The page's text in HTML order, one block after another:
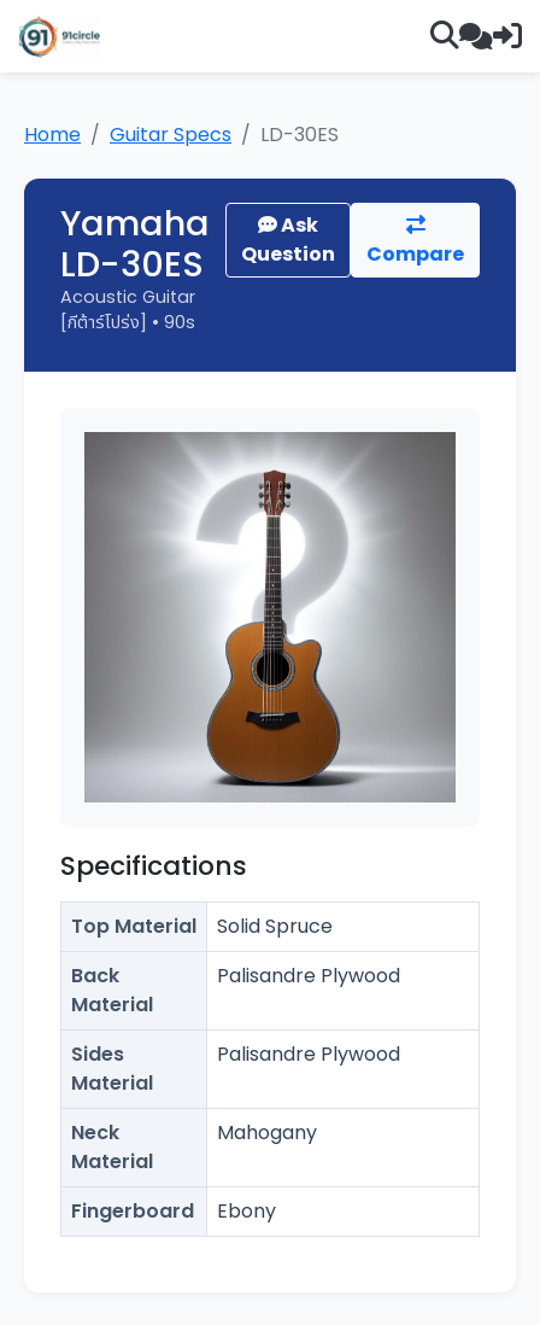
Home Guitar Specs LD-30ES
Yamaha
LD-30ES
Acoustic Guitar
[กีต้าร์โปร่ง] • 90s
Ask
Question
Compare
Specifications
Top Material
Solid Spruce
Back
Material
Palisandre Plywood
Sides
Material
Palisandre Plywood
Neck
Material
Mahogany
Fingerboard Ebony